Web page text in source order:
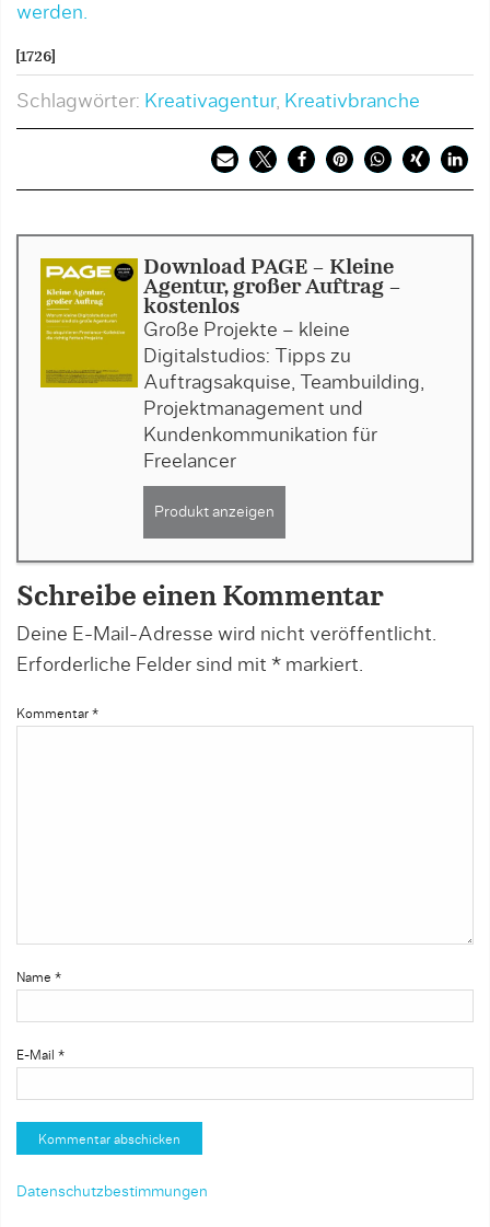
werden.
[1726]
Schlagwörter: Kreativagentur, Kreativbranche
Download PAGE - Kleine
Agentur, großer Auftrag -
kostenlos
Große Projekte – kleine
Digitalstudios: Tipps zu
Auftragsakquise, Teambuilding,
Projektmanagement und
Kundenkommunikation für
Freelancer
Produkt anzeigen
Schreibe einen Kommentar
Deine E-Mail-Adresse wird nicht veröffentlicht.
Erforderliche Felder sind mit * markiert.
Kommentar *
Name *
E-Mail *
Datenschutzbestimmungen